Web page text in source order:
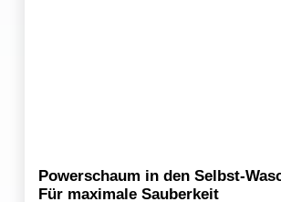
Powerschaum in den Selbst-
Für maximale Sauberkeit